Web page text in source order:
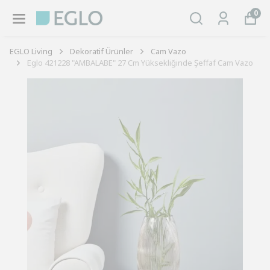
0
EGLO Living Dekoratif Ürünler
Cam Vazo
Eglo 421228 "AMBALABE" 27 Cm Yüksekliğinde Şeffaf Cam Vazo